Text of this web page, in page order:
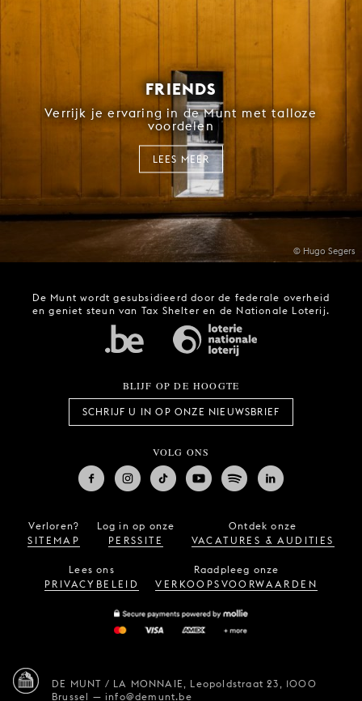
© Hugo Segers
FRIENDS
Verrijk je ervaring in de Munt met talloze
voordelen
LEES MEER
De Munt wordt gesubsidieerd door de federale overheid
en geniet steun van Tax Shelter en de Nationale Loterij.
BLIJF OP DE HOOGTE
SCHRIJF U IN OP ONZE NIEUWSBRIEF
VOLG ONS
Verloren?
SITEMAP
Log in op onze
PERSSITE
Ontdek onze
VACATURES & AUDITIES
Lees ons
PRIVACYBELEID
Raadpleeg onze
VERKOOPSVOORWAARDEN
DE MUNT / LA MONNAIE, Leopoldstraat 23, 1000
Brussel —info@demunt.be